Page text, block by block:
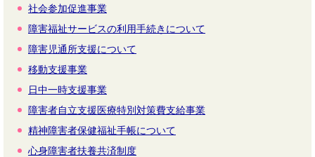
社会参加促進事業
障害福祉サービスの利用手続きについて
障害児通所支援について
移動支援事業
日中一時支援事業
障害者自立支援医療特別対策費支給事業
精神障害者保健福祉手帳について
心身障害者扶養共済制度